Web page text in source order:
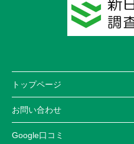
トップページ
お問い合わせ
Google口コミ